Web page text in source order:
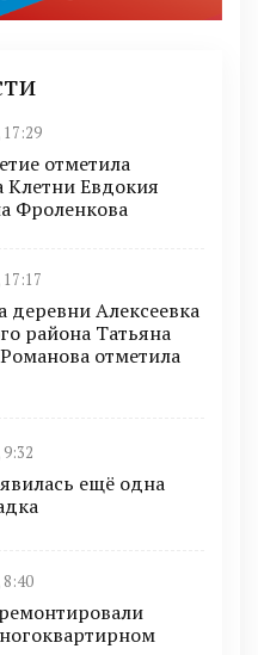
17:29
отметила
Клетни Евдокия
Фроленкова
17:17
Алексеевка
района Татьяна
отметила
9:32
ещё одна
8:40